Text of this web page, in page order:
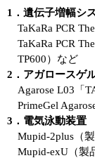
1．遺伝子増幅シ
TaKaRa PCR
TaKaRa PCR
TP600）など
2．アガロースゲ
Agarose L03「
PrimeGel
3．電気泳動装置
Mupid-2plus（
Mupid-exU（製